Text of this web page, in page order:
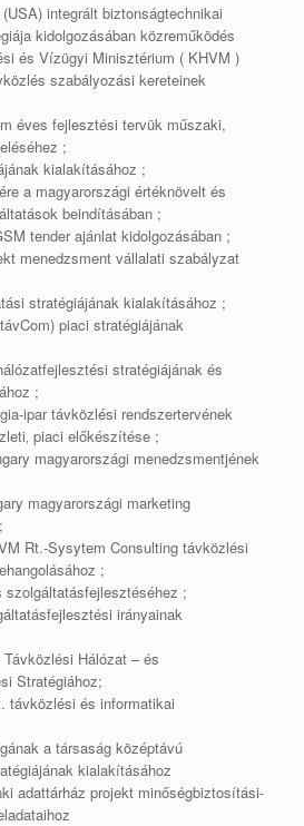
integrált biztonságtechnikai
kidolgozásában közreműködés
és Vízügyi Minisztérium ( KHVM )
szabályozási kereteinek
éves fejlesztési tervük műszaki,
;
kialakításához ;
a magyarországi értéknövelt és
beindításában ;
tender ajánlat kidolgozásában ;
menedzsment vállalati szabályzat
stratégiájának kialakításához ;
piaci stratégiájának
stratégiájának és
;
ipar távközlési rendszertervének
piaci előkészítése ;
magyarországi menedzsmentjének
magyarországi marketing
Rt.-Sysytem Consulting távközlési
;
szolgáltatásfejlesztéséhez ;
irányainak
Hálózat – és
Stratégiához;
távközlési és informatikai
a társaság középtávú
kialakításához
adattárház projekt minőségbiztosítási-